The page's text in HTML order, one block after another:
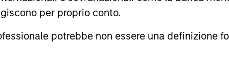
per proprio conto.
potrebbe non essere una definizione
del Morningstar Rating a tre, cinque e 10 anni (se
del rating a tre anni per 60-119 mesi di rendimenti totali, e
triennio più recente, perché è incluso in tutti e tre i periodi